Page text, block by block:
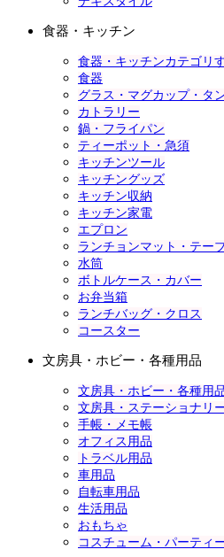
食器・キッチン
食器・キッチンカテゴリ
食器
グラス・マグカップ・タ
カトラリー
鍋・フライパン
ティーポット・急須
キッチンツール
キッチングッズ
キッチン収納
キッチン家電
エプロン
ランチョンマット・テー
水筒
ボトルケース・カバー
お弁当箱
ランチバッグ・クロス
コースター
文房具・ホビー・各種用品
文房具・ホビー・各種用
文房具・ステーショナリ
手帳・メモ帳
オフィス用品
トラベル用品
車用品
自転車用品
生活用品
おもちゃ
コスチューム・パーティ